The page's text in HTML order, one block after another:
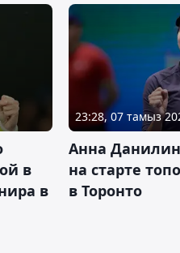
в
в
23:28, 07 тамыз
Анна
на старте
в Торонто